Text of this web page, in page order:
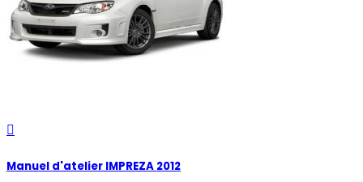

Manuel d'atelier IMPREZA 2012